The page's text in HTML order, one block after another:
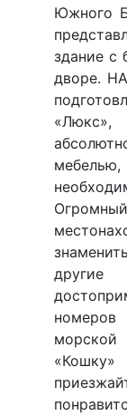
Южного
здание с
дворе.
«Кошку»